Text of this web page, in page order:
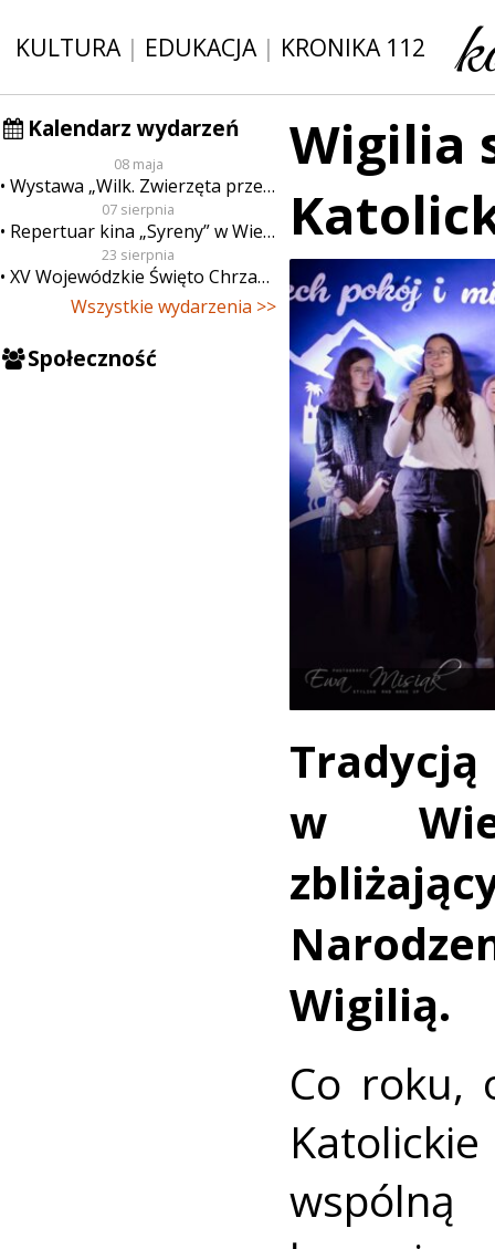
KULTURA| EDUKACJA| KRONIKA 112
Kalendarz wydarzeń
08 maja
Wystawa „Wilk. Zwierzęta przeklęte”
07 sierpnia
Repertuar kina „Syreny” w Wieluniu w dn. od 7 do 13 sierpnia
23 sierpnia
XV Wojewódzkie Święto Chrzanu
Wszystkie wydarzenia >>
Społeczność
Wigilia
w
Wigilią.
Co roku,